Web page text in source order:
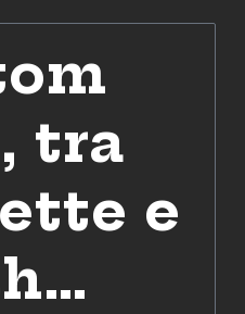
tra
e